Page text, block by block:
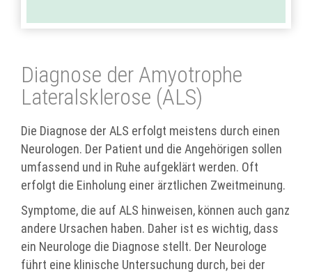
Diagnose der Amyotrophe
Lateralsklerose (ALS)
Die Diagnose der ALS erfolgt meistens durch einen
Neurologen. Der Patient und die Angehörigen sollen
umfassend und in Ruhe aufgeklärt werden. Oft
erfolgt die Einholung einer ärztlichen Zweitmeinung.
Symptome, die auf ALS hinweisen, können auch ganz
andere Ursachen haben. Daher ist es wichtig, dass
ein Neurologe die Diagnose stellt. Der Neurologe
führt eine klinische Untersuchung durch, bei der